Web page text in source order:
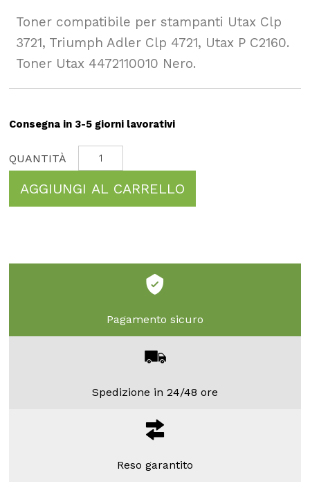
Toner compatibile per stampanti Utax Clp
3721, Triumph Adler Clp 4721, Utax P C2160.
Toner Utax 4472110010 Nero.
Consegna in 3-5 giorni lavorativi
AGGIUNGI AL CARRELLO
Pagamento sicuro
Spedizione in 24/48 ore
Reso garantito